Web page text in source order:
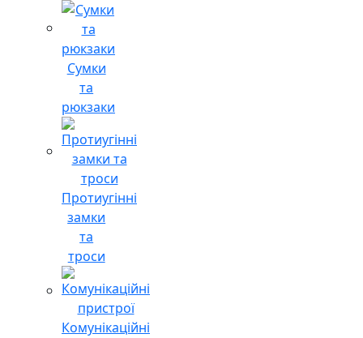
Сумки
та
рюкзаки
Протиугінні
замки
та
троси
Комунікаційні